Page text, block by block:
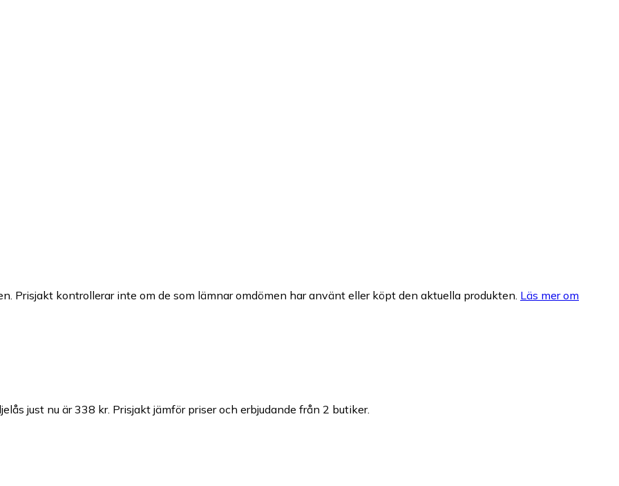
Prisjakt kontrollerar inte om de som lämnar omdömen har använt eller köpt den aktuella produkten. Läs mer om
just nu är 338 kr. Prisjakt jämför priser och erbjudande från 2 butiker.